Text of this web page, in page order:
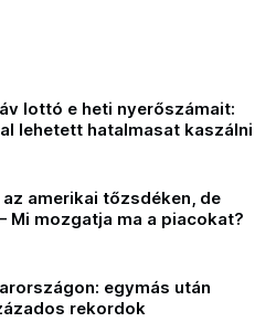
lottó e heti nyerőszámait:
lehetett hatalmasat kaszálni
amerikai tőzsdéken, de
Mi mozgatja ma a piacokat?
egymás után
rekordok